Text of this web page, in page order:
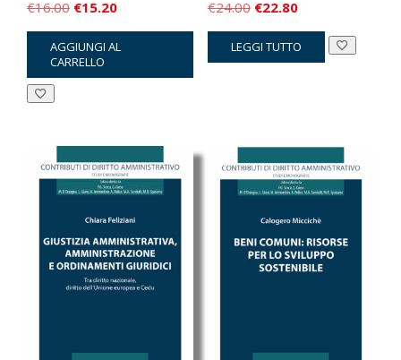
€16.00 Il
prezzo
originale
era:
€15.20Il
prezzo
attuale
è:
AGGIUNGI AL
CARRELLO
€24.00 Il
prezzo
originale
€22.80Il
prezzo
attuale
LEGGI TUTTO